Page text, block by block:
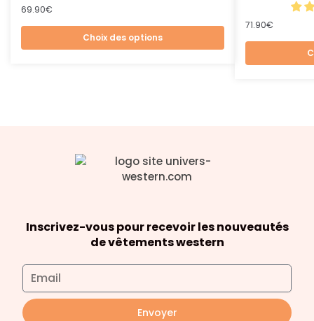
69.90€
Choix des options
71.90€
Inscrivez-vous pour recevoir les nouveautés
de vêtements western
Envoyer